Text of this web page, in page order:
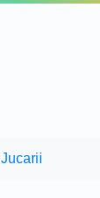
Jucarii